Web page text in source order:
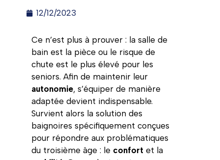
12/12/2023
Ce n’est plus à prouver : la salle de
bain est la pièce ou le risque de
chute est le plus élevé pour les
seniors. Afin de maintenir leur
autonomie, s’équiper de manière
adaptée devient indispensable.
Survient alors la solution des
baignoires spécifiquement conçues
pour répondre aux problématiques
du troisième âge : le confort et la